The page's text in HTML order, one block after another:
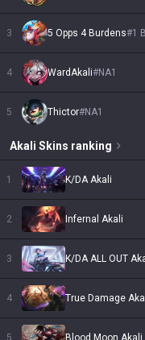
3 5 Opps 4 Burdens#1
4 WardAkali#NA1
5 Thictor#NA1
Akali Skins ranking
1 K/DA Akali
2 Infernal Akali
3 K/DA ALL OUT
4 True Damage
5 Blood Moon Akali